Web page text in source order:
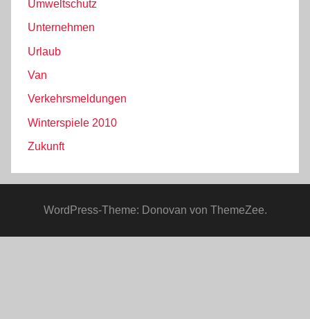
Umweltschutz
Unternehmen
Urlaub
Van
Verkehrsmeldungen
Winterspiele 2010
Zukunft
WordPress-Theme: Donovan von ThemeZee.